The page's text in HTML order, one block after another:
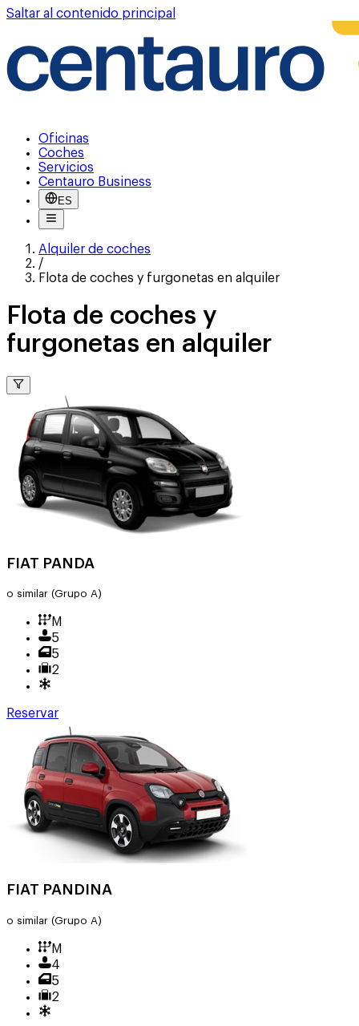
Saltar al contenido principal
Oficinas
Coches
Servicios
Centauro Business
ES
Alquiler de coches
/
Flota de coches y furgonetas en alquiler
Flota de coches y
furgonetas en alquiler
FIAT PANDA
o similar (Grupo A)
M
5
5
2
Reservar
FIAT PANDINA
o similar (Grupo A)
M
4
5
2